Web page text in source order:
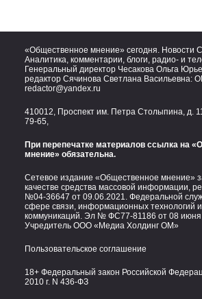
«Общественное мнение» сегодня. Новости
Аналитика, комментарии, блоги, радио- и
Генеральный директор Чесакова Ольга
редактор Сячинова Светлана Васильевна:
redactor@yandex.ru
410012, Проспект им. Петра Столыпина, д.
79-65,
При перепечатке материалов ссылка на
мнение» обязательна.
Сетевое издание «Общественное мнение»
качестве средства массовой информации,
№04-36647 от 09.06.2021. Федеральной
сфере связи, информационных технологий
коммуникаций. Эл № ФС77-81186 от 08 июня
Учредитель ООО «Медиа Холдинг ОМ»
Пользовательское соглашение
18+ Федеральный закон Российской
2010 г. N 436-ФЗ